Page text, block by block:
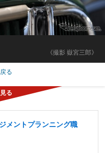
《撮影 嶽宮三郎》
る
メントプランニング職